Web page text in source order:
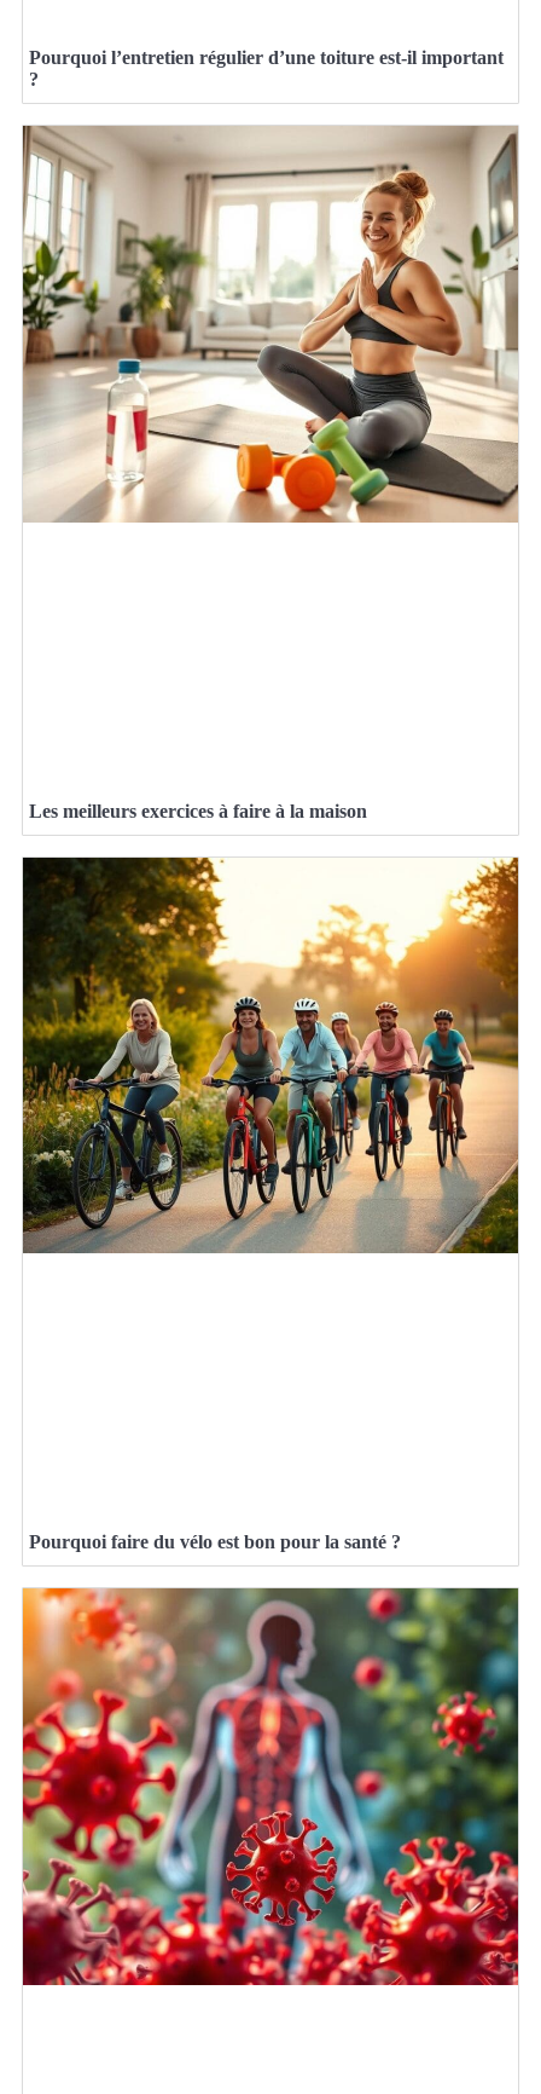
Pourquoi l’entretien régulier d’une toiture est-il important
?
Les meilleurs exercices à faire à la maison
Pourquoi faire du vélo est bon pour la santé ?